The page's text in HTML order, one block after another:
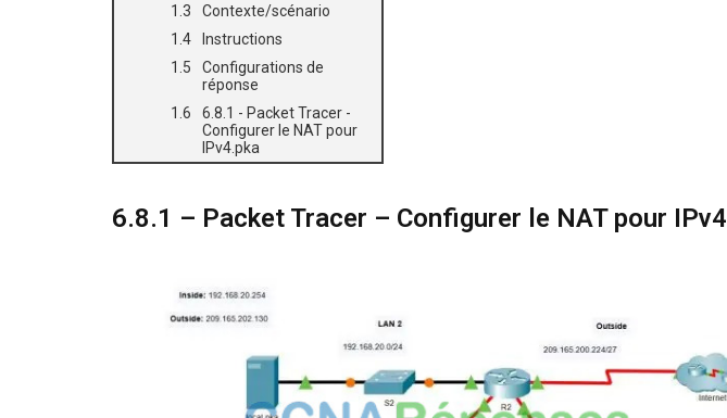
Contexte/scénario
Instructions
Configurations de
réponse
6.8.1 - Packet Tracer -
Configurer le NAT pour
IPv4.pka
6.8.1 – Packet Tracer – Configurer le NAT pour IPv4